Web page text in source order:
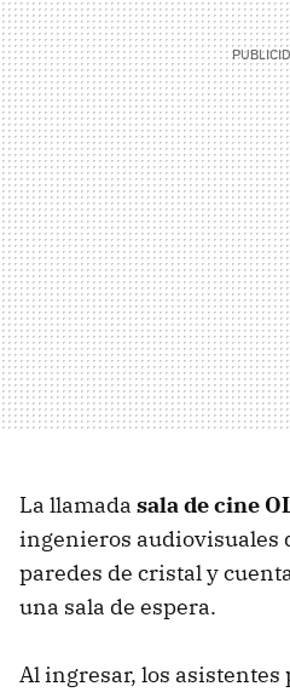
La llamada sala de cine
ingenieros audiovisuales
paredes de cristal y
una sala de espera.
Al ingresar, los asistentes